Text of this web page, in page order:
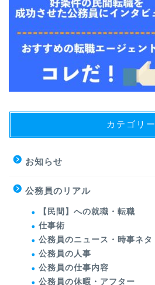
カテゴリー
お知らせ
公務員のリアル
【民間】への就職・転職
仕事術
公務員のニュース・時事ネタ
公務員の人事
公務員の仕事内容
公務員の休暇・アフター